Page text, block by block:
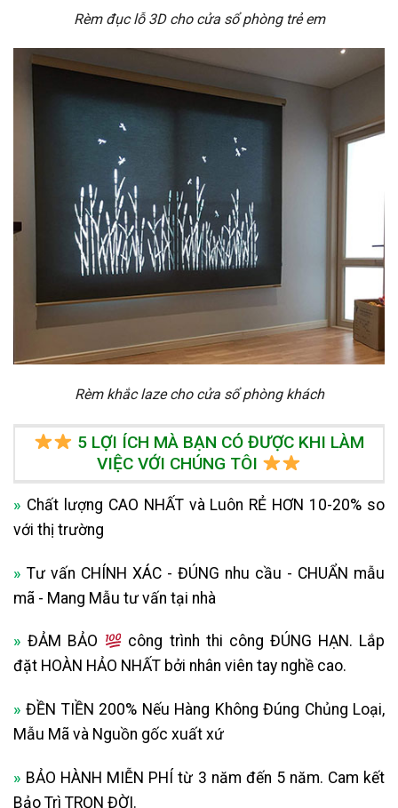
Rèm đục lỗ 3D cho cửa sổ phòng trẻ em
Rèm khắc laze cho cửa sổ phòng khách
5 LỢI ÍCH MÀ BẠN CÓ ĐƯỢC KHI LÀM
VIỆC VỚI CHÚNG TÔI
» Chất lượng CAO NHẤT và Luôn RẺ HƠN 10-20% so
với thị trường
» Tư vấn CHÍNH XÁC - ĐÚNG nhu cầu - CHUẨN mẫu
mã - Mang Mẫu tư vấn tại nhà
»ĐẢM BẢO
công trình thi công ĐÚNG HẠN. Lắp
đặt HOÀN HẢO NHẤT bởi nhân viên tay nghề cao.
»ĐỀN TIỀN 200% Nếu Hàng Không Đúng Chủng Loại,
Mẫu Mã và Nguồn gốc xuất xứ
» BẢO HÀNH MIỄN PHÍ từ 3 năm đến 5 năm. Cam kết
Bảo Trì TRỌN ĐỜI.